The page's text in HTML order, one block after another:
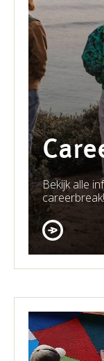
Bekijk alle
careerbreak!